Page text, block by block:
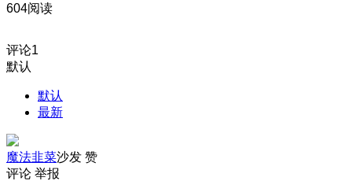
604阅读
评论1
默认
默认
最新
魔法韭菜沙发 赞
评论 举报